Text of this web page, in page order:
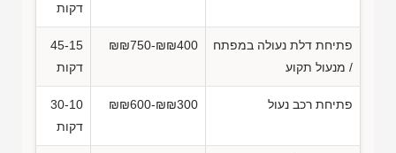
דקות
פתיחת דלת נעולה במפתח
/ מנעול תקוע
₪₪750-₪₪400
45-15
דקות
פתיחת רכב נעול ₪₪600-₪₪300
30-10
דקות